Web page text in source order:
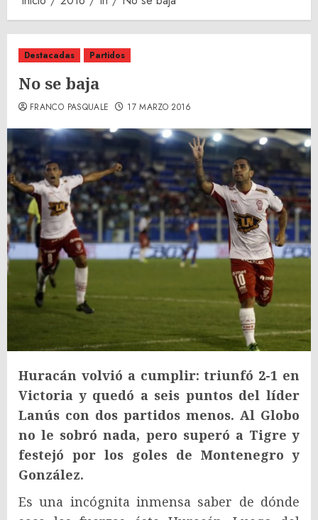
Destacadas Partidos
No se baja
FRANCO PASQUALE 17 MARZO 2016
Huracán volvió a cumplir: triunfó 2-1 en
Victoria y quedó a seis puntos del líder
Lanús con dos partidos menos. Al Globo
no le sobró nada, pero superó a Tigre y
festejó por los goles de Montenegro y
González.
Es una incógnita inmensa saber de dónde